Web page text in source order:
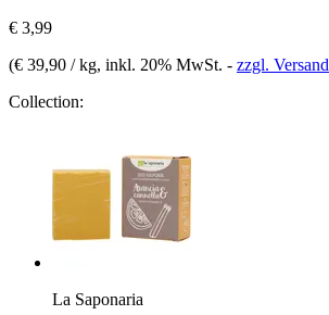
€ 3,99
(€ 39,90 / kg, inkl. 20% MwSt. - zzgl. Versand
Collection:
La Saponaria